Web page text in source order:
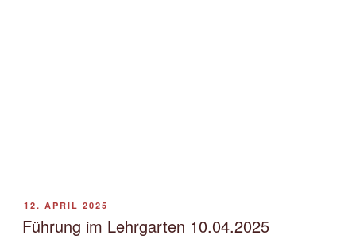
VERÖFFENTLICHT
AM
12. APRIL 2025
Führung im Lehrgarten 10.04.2025